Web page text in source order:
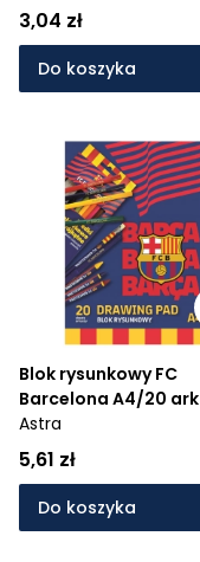
3,04 zł
Do koszyka
Blok rysunkowy FC
Barcelona A4/20 ark
Astra
5,61 zł
Do koszyka